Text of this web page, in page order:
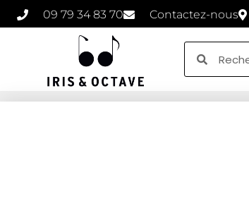
09 79 34 83 70 Contactez-nous